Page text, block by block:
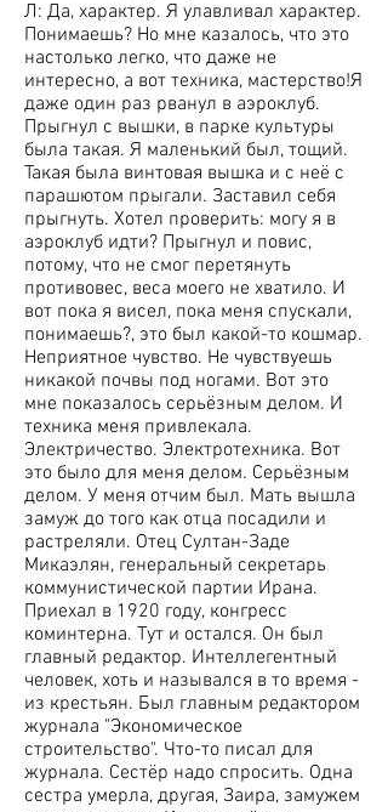
Л: Да, характер. Я улавливал характер.
Понимаешь? Но мне казалось, что это
настолько легко, что даже не
интересно, а вот техника, мастерство!Я
даже один раз рванул в аэроклуб.
Прыгнул с вышки, в парке культуры
была такая. Я маленький был, тощий.
Такая была винтовая вышка и с неё с
парашютом прыгали. Заставил себя
прыгнуть. Хотел проверить: могу я в
аэроклуб идти? Прыгнул и повис,
потому, что не смог перетянуть
противовес, веса моего не хватило. И
вот пока я висел, пока меня спускали,
понимаешь?, это был какой-то кошмар.
Неприятное чувство. Не чувствуешь
никакой почвы под ногами. Вот это
мне показалось серьёзным делом. И
техника меня привлекала.
Электричество. Электротехника. Вот
это было для меня делом. Серьёзным
делом. У меня отчим был. Мать вышла
замуж до того как отца посадили и
растреляли. Отец Султан-Заде
Микаэлян, генеральный секретарь
коммунистической партии Ирана.
Приехал в 1920 году, конгресс
коминтерна. Тут и остался. Он был
главный редактор. Интеллегентный
человек, хоть и назывался в то время -
из крестьян. Был главным редактором
журнала "Экономическое
строительство". Что-то писал для
журнала. Сестёр надо спросить. Одна
сестра умерла, другая, Заира, замужем